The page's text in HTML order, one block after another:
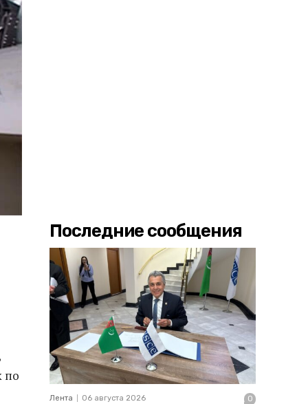
по
Последние сообщения
Лента 06 августа 2026 0